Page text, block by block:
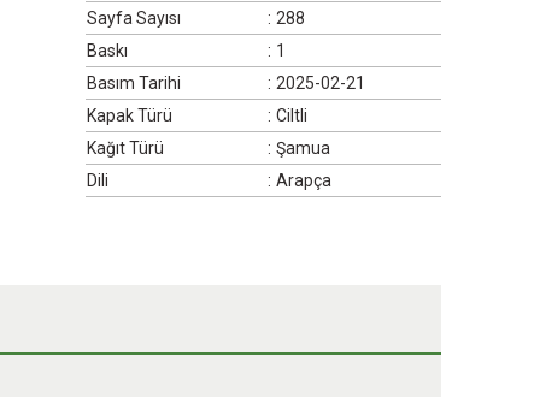
Sayfa Sayısı
: 288
Baskı
: 1
Basım Tarihi
: 2025-02-21
Kapak Türü
: Ciltli
Kağıt Türü
: Şamua
Dili
: Arapça